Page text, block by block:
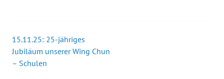
Beitrags-
Navigation
15.11.25: 25-jähriges
Jubiläum unserer Wing Chun
– Schulen